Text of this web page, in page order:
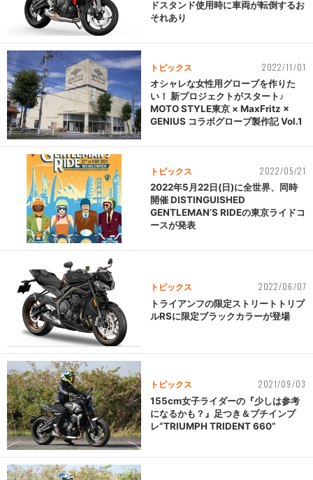
ドスタンド使用時に車両が転倒するお
それあり
トピックス 2022/11/01
オシャレな女性用グローブを作りた
い！ 新プロジェクトがスタート♪
MOTO STYLE東京 × MaxFritz ×
GENIUS コラボグローブ製作記 Vol.1
トピックス 2022/05/21
2022年5月22日(日)に全世界、同時
開催 DISTINGUISHED
GENTLEMAN’S RIDEの東京ライドコ
ースが発表
トピックス 2022/06/07
トライアンフの限定ストリートトリプ
ルRSに限定ブラックカラーが登場
トピックス 2021/09/03
155cm女子ライダーの『少しは参考
になるかも？』足つき＆プチインプ
レ“TRIUMPH TRIDENT 660”